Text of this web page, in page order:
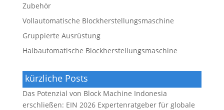
Zubehör
Vollautomatische Blockherstellungsmaschine
Gruppierte Ausrüstung
Halbautomatische Blockherstellungsmaschine
kürzliche Posts
Das Potenzial von Block Machine Indonesia
erschließen: EIN 2026 Expertenratgeber für globale